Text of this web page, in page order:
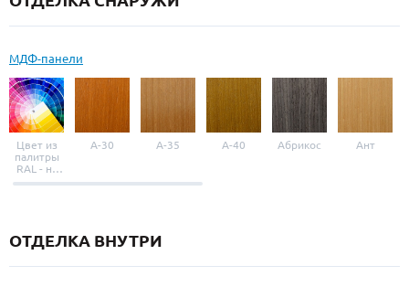
МДФ-панели
Цвет из
палитры
RAL - на
выбор
A-30 A-35 A-40 Абрикос Ант
ОТДЕЛКА ВНУТРИ